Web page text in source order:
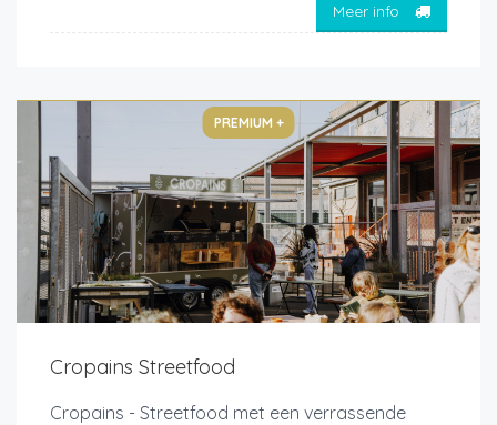
Meer info
PREMIUM +
Cropains Streetfood
Cropains - Streetfood met een verrassende